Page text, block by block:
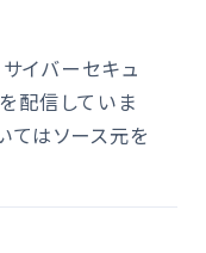
イバーセキュ
配信していま
てはソース元を